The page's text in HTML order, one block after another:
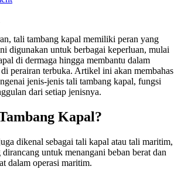
tali tambang kapal memiliki peran yang
digunakan untuk berbagai keperluan, mulai
di dermaga hingga membantu dalam
di perairan terbuka. Artikel ini akan membahas
jenis-jenis tali tambang kapal, fungsi
dari setiap jenisnya.
Kapal?
dikenal sebagai tali kapal atau tali maritim,
untuk menangani beban berat dan
dalam operasi maritim.